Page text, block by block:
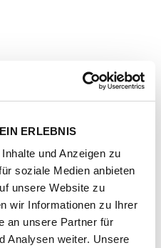
ERLEBNIS
und Anzeigen zu
soziale Medien anbieten
unsere Website zu
wir Informationen zu Ihrer
an unsere Partner für
Analysen weiter. Unsere